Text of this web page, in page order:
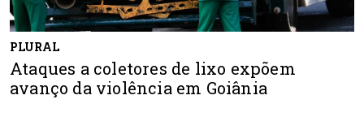
PLURAL
Ataques a coletores de lixo expõem
avanço da violência em Goiânia